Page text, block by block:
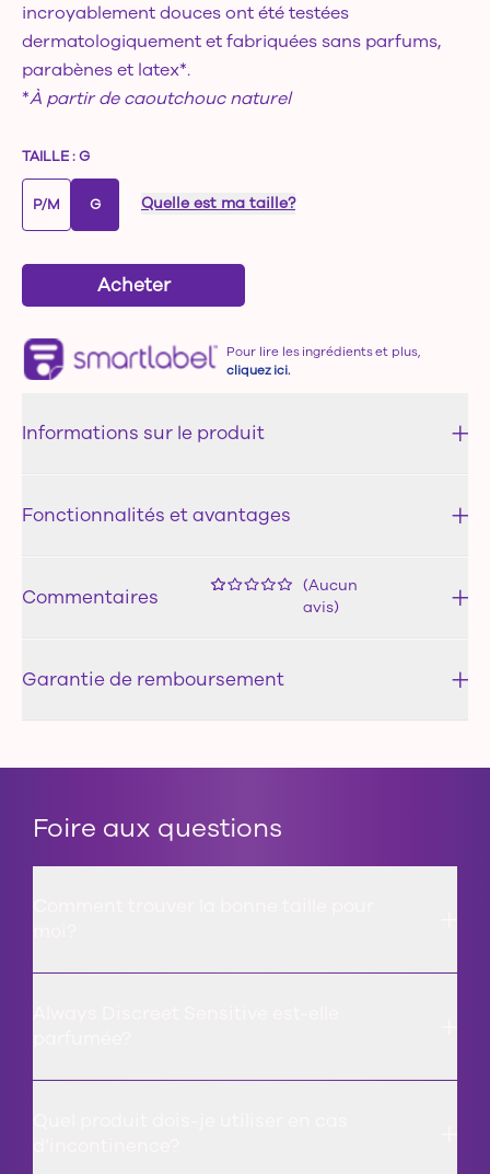
incroyablement douces ont été testées
dermatologiquement et fabriquées sans parfums,
parabènes et latex*.
*À partir de caoutchouc naturel
TAILLE:G
P/M G Quelle est ma taille?
Acheter
Pour lire les ingrédients et plus,
cliquez ici.
Informations sur le produit
Fonctionnalités et avantages
Commentaires
(Aucun
avis)
Garantie de remboursement
Foire aux questions